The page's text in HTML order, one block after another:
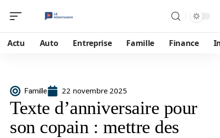
Actu Auto Entreprise Famille Finance
Famille 22 novembre 2025
Texte d’anniversaire pour
son copain : mettre des